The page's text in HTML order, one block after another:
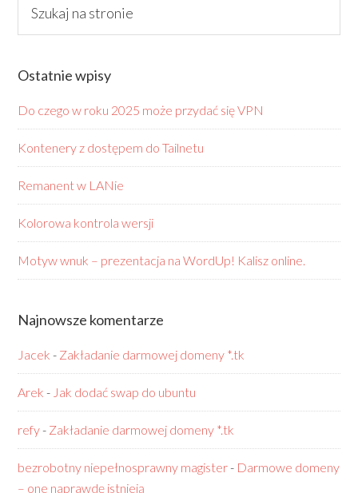
Ostatnie wpisy
Do czego w roku 2025 może przydać się VPN
Kontenery z dostępem do Tailnetu
Remanent w LANie
Kolorowa kontrola wersji
Motyw wnuk – prezentacja na WordUp! Kalisz online.
Najnowsze komentarze
Jacek - Zakładanie darmowej domeny *.tk
Arek - Jak dodać swap do ubuntu
refy- Zakładanie darmowej domeny *.tk
bezrobotny niepełnosprawny magister- Darmowe domeny
– one naprawdę istnieją